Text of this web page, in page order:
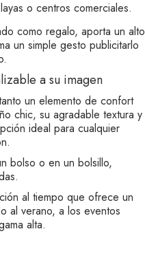
o centros comerciales.
como regalo, aporta un alto
un simple gesto publicitarlo
a su imagen
un elemento de confort
chic, su agradable textura y
ideal para cualquier
bolso o en un bolsillo,
al tiempo que ofrece un
al verano, a los eventos
alta.